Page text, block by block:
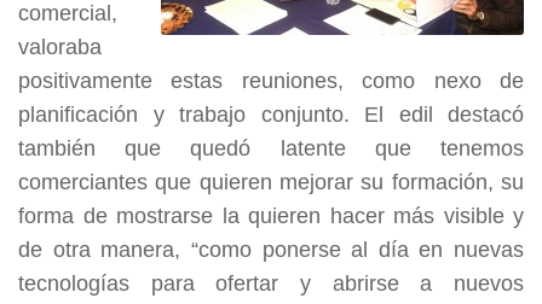
comercial,
valoraba
positivamente estas reuniones, como nexo de
planificación y trabajo conjunto. El edil destacó
también que quedó latente que tenemos
comerciantes que quieren mejorar su formación, su
forma de mostrarse la quieren hacer más visible y
de otra manera, “como ponerse al día en nuevas
tecnologías para ofertar y abrirse a nuevos